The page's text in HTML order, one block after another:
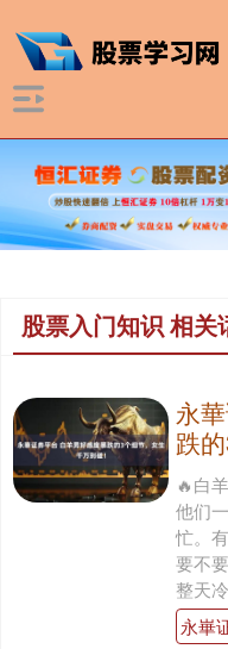
股票入门知识 相关
永
跌
🔥白
他们
忙。
要不
整天
永崋